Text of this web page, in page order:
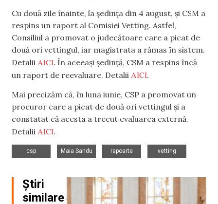
Cu două zile înainte, la ședința din 4 august, și CSM a
respins un raport al Comisiei Vetting. Astfel,
Consiliul a promovat o judecătoare care a picat de
două ori vettingul, iar magistrata a rămas în sistem.
Detalii AICI. În aceeași ședință, CSM a respins încă
un raport de reevaluare. Detalii AICI.
Mai precizăm că, în luna iunie, CSP a promovat un
procuror care a picat de două ori vettingul și a
constatat că acesta a trecut evaluarea externă.
Detalii AICI.
csp
Maia Sandu
rapoarte
vetting
Știri
similare